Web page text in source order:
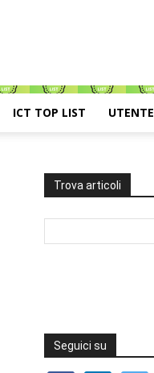
ICT TOP LIST UTENTE
Trova articoli
Seguici su